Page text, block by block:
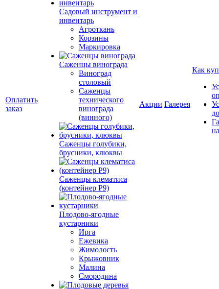
Оплатить
заказ
Садовый инструмент и
инвентарь
Агроткань
Корзины
Маркировка
Саженцы винограда
Виноград
столовый
Саженцы
технического
винограда
(винного)
Саженцы голубики,
брусники, клюквы
Саженцы клематиса
(контейнер Р9)
Плодово-ягодные
кустарники
Ирга
Ежевика
Жимолость
Крыжовник
Малина
Смородина
Акции Галерея
Как